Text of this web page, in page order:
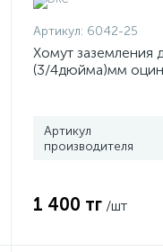
Артикул: 6042-25
Хомут заземления
(3/4дюйма)мм
Артикул
производителя
1 400 тг /шт